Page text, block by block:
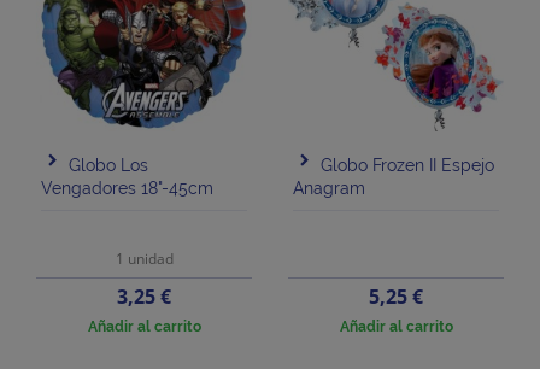
Globo Los
Vengadores 18"-45cm
1 unidad
Precio
3,25 €
Añadir al carrito
Globo Frozen II Espejo
Anagram
Precio
5,25 €
Añadir al carrito